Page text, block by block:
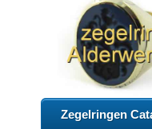
Zegelringen